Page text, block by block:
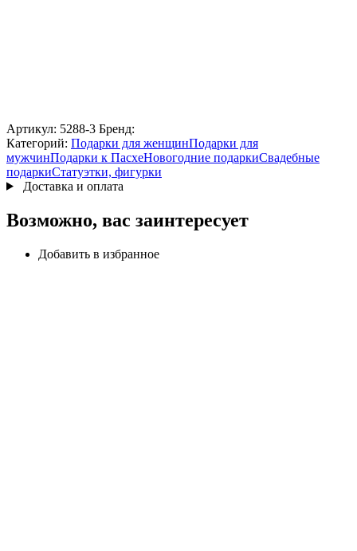
Артикул: 5288-3 Бренд:
Категорий: Подарки для женщинПодарки для
мужчинПодарки к ПасхеНовогодние подаркиСвадебные
подаркиСтатуэтки, фигурки
Доставка и оплата
Возможно, вас заинтересует
Добавить в избранное